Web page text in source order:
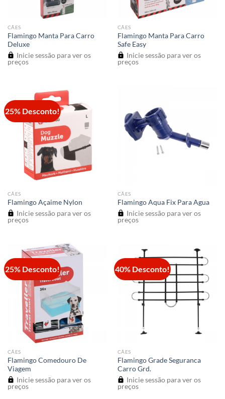
CÃES
Flamingo Manta Para Carro
Deluxe
Inicie sessão para ver os
preços
CÃES
Flamingo Manta Para Carro
Safe Easy
Inicie sessão para ver os
preços
25% Desconto!
CÃES
Flamingo Açaime Nylon
Inicie sessão para ver os
preços
CÃES
Flamingo Aqua Fix Para Agua
Inicie sessão para ver os
preços
25% Desconto!
CÃES
Flamingo Comedouro De
Viagem
Inicie sessão para ver os
preços
40% Desconto!
CÃES
Flamingo Grade Seguranca
Carro Grd.
Inicie sessão para ver os
preços